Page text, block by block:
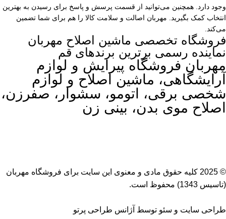
وجود دارد. همچنین می‌توانید از قسمت پرسش و پاسخ برای رسیدن به بهترین
انتخاب کمک بگیرید. مهربان اصالت و سلامت کالا را هم برای شما تضمین
می‌کند.
فروشگاه تخصصی ماشین اصلاح مهربان
نماینده رسمی برترین برندهای قم
مهربان فروشگاه پیرایش و لوازم
آرایشگاهی، ماشین اصلاح و لوازم
شخصی برقی، اتومو، سشوار، صفرزن،
اصلاح موی بدن، بینی زن
© 2025 کلیه حقوق مادی و معنوی این سایت برای
فروشگاه مهربان
(تاسیس 1343) محفوظ است.
طراحی سایت و سئو توسط آژانس طراحی پرتو